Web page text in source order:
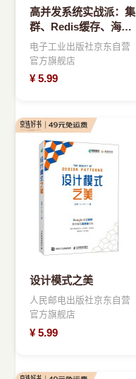
高并发系统实战派：集
群、Redis缓存、海量
存储、
Elasticsearch、
持续集成等
电子工业出版社京东自营
官方旗舰店
¥ 5.99
设计模式之美
人民邮电出版社京东自营
官方旗舰店
¥ 5.99